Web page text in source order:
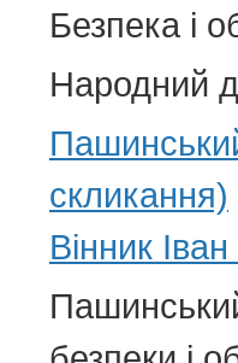
Безпека і
Народний
скликання)
Вінник